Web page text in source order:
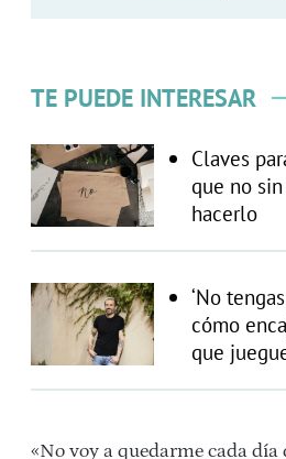
TE PUEDE INTERESAR
Claves
que no
hacerlo
‘No
cómo
que
«No voy a quedarme cada día